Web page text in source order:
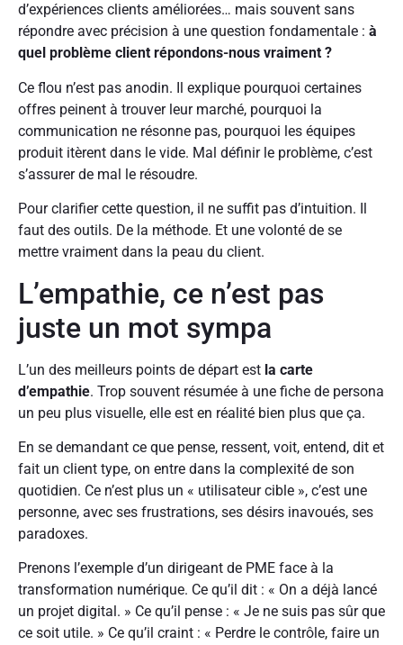
d’expériences clients améliorées… mais souvent sans
répondre avec précision à une question fondamentale : à
quel problème client répondons-nous vraiment ?
Ce flou n’est pas anodin. Il explique pourquoi certaines
offres peinent à trouver leur marché, pourquoi la
communication ne résonne pas, pourquoi les équipes
produit itèrent dans le vide. Mal définir le problème, c’est
s’assurer de mal le résoudre.
Pour clarifier cette question, il ne suffit pas d’intuition. Il
faut des outils. De la méthode. Et une volonté de se
mettre vraiment dans la peau du client.
L’empathie, ce n’est pas
juste un mot sympa
L’un des meilleurs points de départ est la carte
d’empathie. Trop souvent résumée à une fiche de persona
un peu plus visuelle, elle est en réalité bien plus que ça.
En se demandant ce que pense, ressent, voit, entend, dit et
fait un client type, on entre dans la complexité de son
quotidien. Ce n’est plus un « utilisateur cible », c’est une
personne, avec ses frustrations, ses désirs inavoués, ses
paradoxes.
Prenons l’exemple d’un dirigeant de PME face à la
transformation numérique. Ce qu’il dit : « On a déjà lancé
un projet digital. » Ce qu’il pense : « Je ne suis pas sûr que
ce soit utile. » Ce qu’il craint : « Perdre le contrôle, faire un